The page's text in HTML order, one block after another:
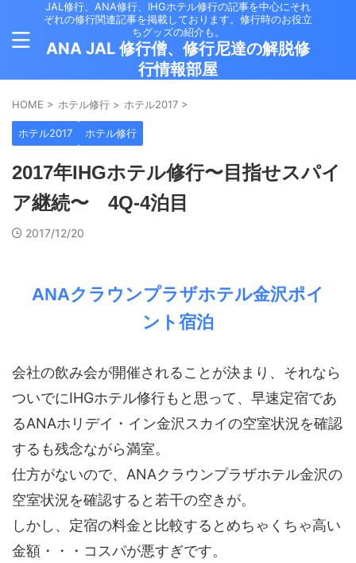
JAL修行、ANA修行、IHGホテル修行の記事を中心にそれ
ぞれの修行関連記事を掲載しております。修行時のお役立
ちグッズの紹介も。
ANA JAL 修行僧、修行尼達の解脱修
行情報部屋
HOME > ホテル修行 > ホテル2017 >
ホテル2017 ホテル修行
2017年IHGホテル修行〜目指せスパイ
ア継続〜 4Q-4泊目
2017/12/20
ANAクラウンプラザホテル金沢ポイ
ント宿泊
会社の飲み会が開催されることが決まり、それなら
ついでにIHGホテル修行もと思って、早速定宿であ
るANAホリデイ・イン金沢スカイの空室状況を確認
するも残念ながら満室。
仕方がないので、ANAクラウンプラザホテル金沢の
空室状況を確認すると若干の空きが。
しかし、定宿の料金と比較するとめちゃくちゃ高い
金額・・・コスパが悪すぎです。